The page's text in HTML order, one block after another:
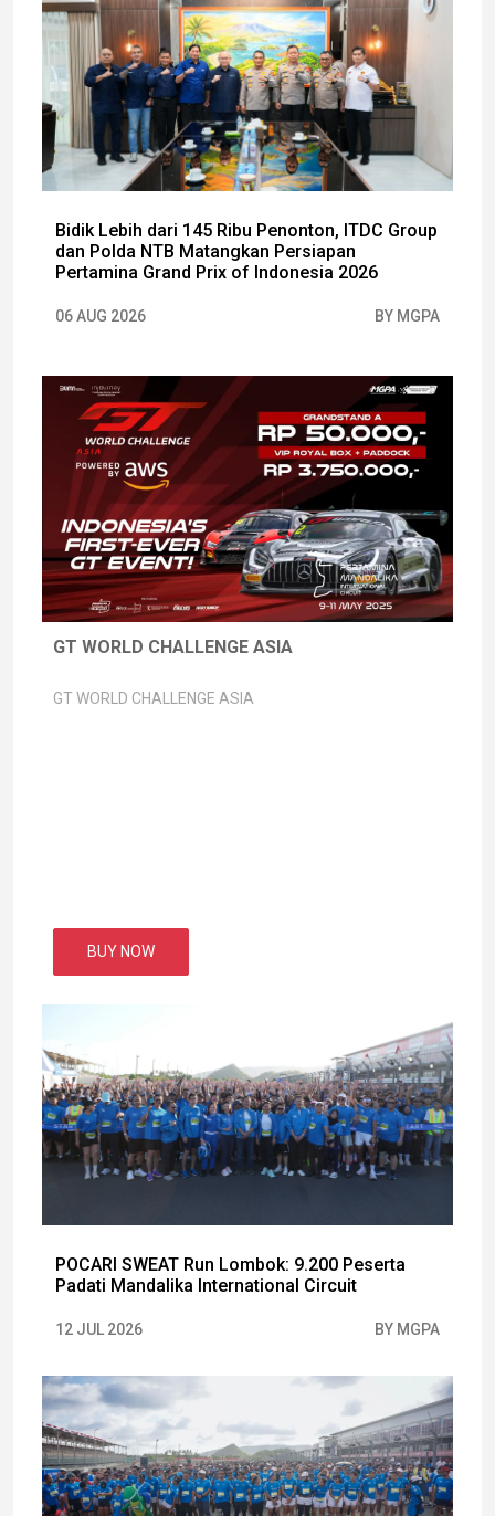
Bidik Lebih dari 145 Ribu Penonton, ITDC Group
dan Polda NTB Matangkan Persiapan
Pertamina Grand Prix of Indonesia 2026
06 AUG 2026 BY MGPA
GT WORLD CHALLENGE ASIA
GT WORLD CHALLENGE ASIA
BUY NOW
POCARI SWEAT Run Lombok: 9.200 Peserta
Padati Mandalika International Circuit
12 JUL 2026 BY MGPA